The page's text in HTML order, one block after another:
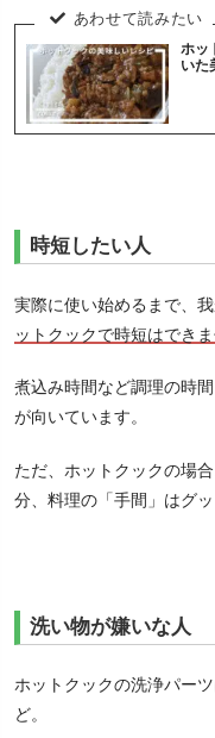
ホッ
いた
時短したい人
実際に使い始めるまで、
ットクックで時短はでき
煮込み時間など調理の時
が向いています。
ただ、ホットクックの場
分、料理の「手間」はグ
洗い物が嫌いな人
ホットクックの洗浄パー
ど。